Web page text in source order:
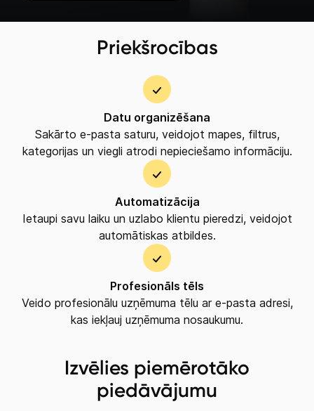
Mobilais internets 15,99 €
Priekšrocības
Datu organizēšana
Sakārto e-pasta saturu, veidojot mapes, filtrus,
kategorijas un viegli atrodi nepieciešamo informāciju.
Automatizācija
Ietaupi savu laiku un uzlabo klientu pieredzi, veidojot
automātiskas atbildes.
Profesionāls tēls
Veido profesionālu uzņēmuma tēlu ar e-pasta adresi,
kas iekļauj uzņēmuma nosaukumu.
Izvēlies piemērotāko
piedāvājumu